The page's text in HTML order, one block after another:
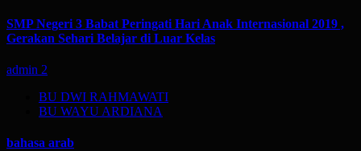
SMP Negeri 3 Babat Peringati Hari Anak Internasional 2019 ,
Gerakan Sehari Belajar di Luar Kelas
admin 2
BU DWI RAHMAWATI
BU WAYU ARDIANA
bahasa arab